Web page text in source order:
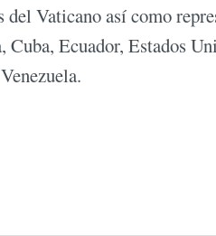
Vaticano así como
Ecuador, Estados